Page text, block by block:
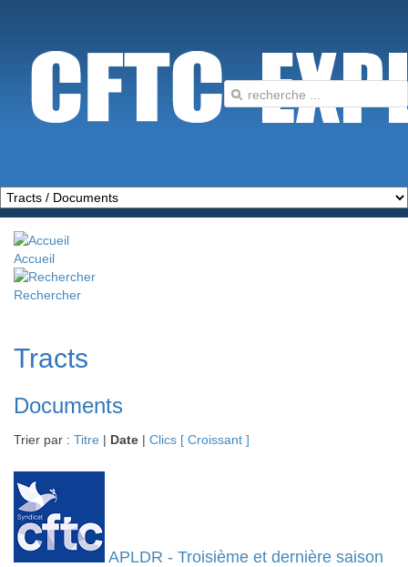
Accueil
Rechercher
Tracts
Documents
Trier par : Titre | Date | Clics [ Croissant ]
APLDR - Troisième et dernière saison